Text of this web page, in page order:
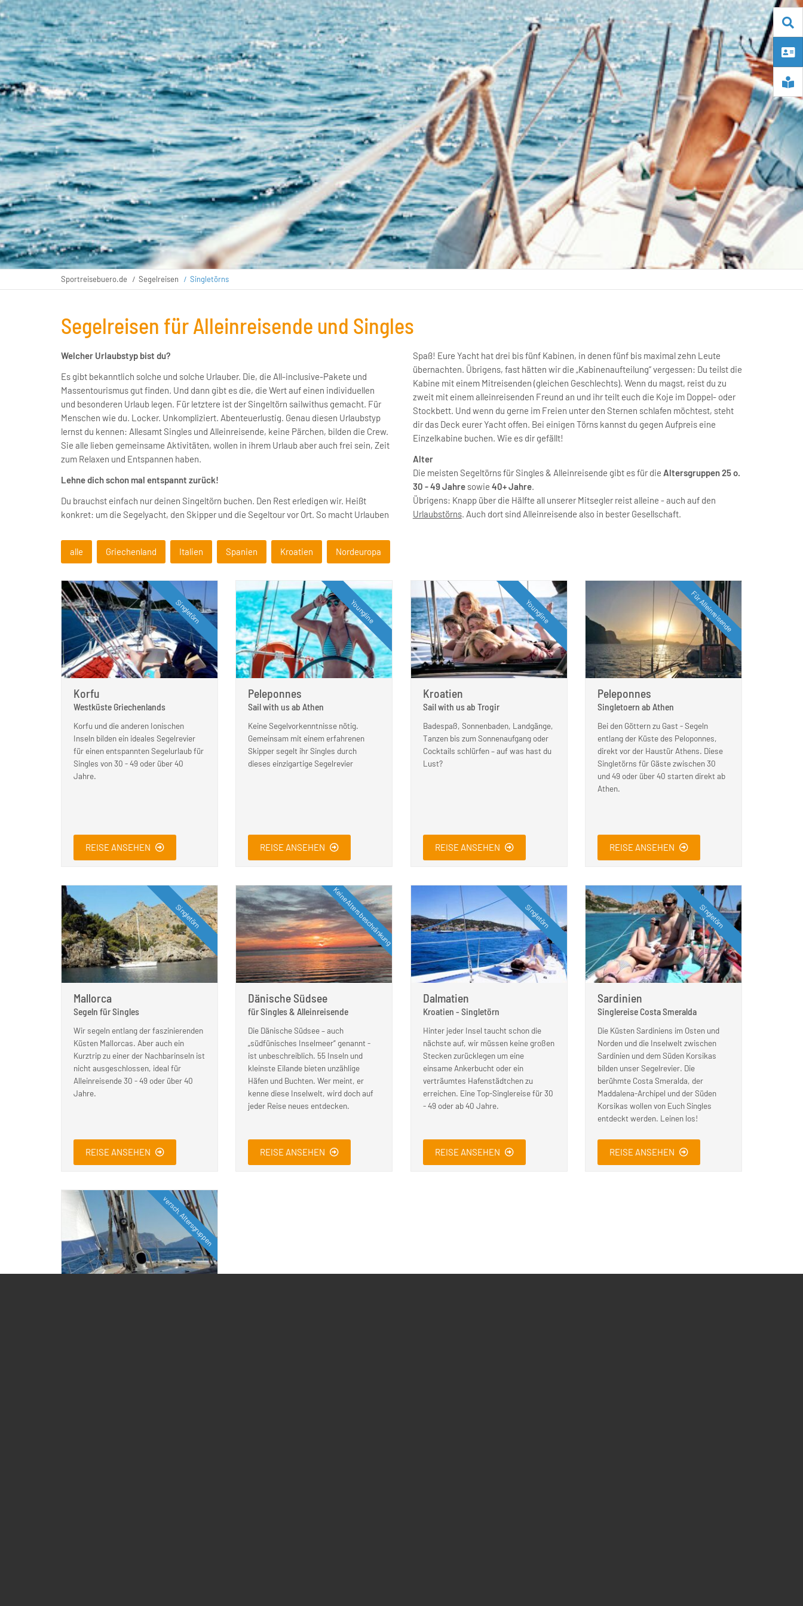
Sportreisebuero.de Segelreisen Singletörns
Segelreisen für Alleinreisende und Singles
Welcher Urlaubstyp bist du?
Es gibt bekanntlich solche und solche Urlauber. Die, die All-inclusive-Pakete und
Massentourismus gut finden. Und dann gibt es die, die Wert auf einen individuellen
und besonderen Urlaub legen. Für letztere ist der Singeltörn sailwithus gemacht. Für
Menschen wie du. Locker. Unkompliziert. Abenteuerlustig. Genau diesen Urlaubstyp
lernst du kennen: Allesamt Singles und Alleinreisende, keine Pärchen, bilden die Crew.
Sie alle lieben gemeinsame Aktivitäten, wollen in ihrem Urlaub aber auch frei sein, Zeit
zum Relaxen und Entspannen haben.
Lehne dich schon mal entspannt zurück!
Du brauchst einfach nur deinen Singeltörn buchen. Den Rest erledigen wir. Heißt
konkret: um die Segelyacht, den Skipper und die Segeltour vor Ort. So macht Urlauben
Spaß! Eure Yacht hat drei bis fünf Kabinen, in denen fünf bis maximal zehn Leute
übernachten. Übrigens, fast hätten wir die „Kabinenaufteilung“ vergessen: Du teilst die
Kabine mit einem Mitreisenden (gleichen Geschlechts). Wenn du magst, reist du zu
zweit mit einem alleinreisenden Freund an und ihr teilt euch die Koje im Doppel- oder
Stockbett. Und wenn du gerne im Freien unter den Sternen schlafen möchtest, steht
dir das Deck eurer Yacht offen. Bei einigen Törns kannst du gegen Aufpreis eine
Einzelkabine buchen. Wie es dir gefällt!
Alter
Die meisten Segeltörns für Singles & Alleinreisende gibt es für die Altersgruppen 25 o.
30 - 49 Jahresowie 40+ Jahre.
Übrigens: Knapp über die Hälfte all unserer Mitsegler reist alleine - auch auf den
Urlaubstörns. Auch dort sind Alleinreisende also in bester Gesellschaft.
alle Griechenland Italien Spanien Kroatien Nordeuropa
Singletörn
Korfu
Westküste Griechenlands
Korfu und die anderen Ionischen
Inseln bilden ein ideales Segelrevier
für einen entspannten Segelurlaub für
Singles von 30 - 49 oder über 40
Jahre.
REISE ANSEHEN
Youngline
Peleponnes
Sail with us ab Athen
Keine Segelvorkenntnisse nötig.
Gemeinsam mit einem erfahrenen
Skipper segelt ihr Singles durch
dieses einzigartige Segelrevier
REISE ANSEHEN
Youngline
Kroatien
Sail with us ab Trogir
Badespaß, Sonnenbaden, Landgänge,
Tanzen bis zum Sonnenaufgang oder
Cocktails schlürfen – auf was hast du
Lust?
REISE ANSEHEN
Für Alleinreisende
Peleponnes
Singletoern ab Athen
Bei den Göttern zu Gast - Segeln
entlang der Küste des Peloponnes,
direkt vor der Haustür Athens. Diese
Singletörns für Gäste zwischen 30
und 49 oder über 40 starten direkt ab
Athen.
REISE ANSEHEN
Singletörn
Mallorca
Segeln für Singles
Wir segeln entlang der faszinierenden
Küsten Mallorcas. Aber auch ein
Kurztrip zu einer der Nachbarinseln ist
nicht ausgeschlossen, ideal für
Alleinreisende 30 - 49 oder über 40
Jahre.
REISE ANSEHEN
Keine Altersbeschränkung
Dänische Südsee
für Singles & Alleinreisende
Die Dänische Südsee – auch
„südfünisches Inselmeer“ genannt -
ist unbeschreiblich. 55 Inseln und
kleinste Eilande bieten unzählige
Häfen und Buchten. Wer meint, er
kenne diese Inselwelt, wird doch auf
jeder Reise neues entdecken.
REISE ANSEHEN
Singletörn
Dalmatien
Kroatien - Singletörn
Hinter jeder Insel taucht schon die
nächste auf, wir müssen keine großen
Stecken zurücklegen um eine
einsame Ankerbucht oder ein
verträumtes Hafenstädtchen zu
erreichen. Eine Top-Singlereise für 30
- 49 oder ab 40 Jahre.
REISE ANSEHEN
Singletörn
Sardinien
Singlereise Costa Smeralda
Die Küsten Sardiniens im Osten und
Norden und die Inselwelt zwischen
Sardinien und dem Süden Korsikas
bilden unser Segelrevier. Die
berühmte Costa Smeralda, der
Maddalena-Archipel und der Süden
Korsikas wollen von Euch Singles
entdeckt werden. Leinen los!
REISE ANSEHEN
versch. Altersgruppen